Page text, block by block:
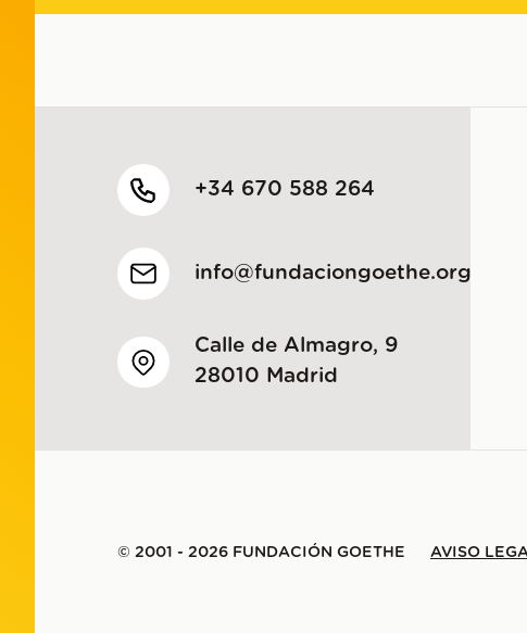
+34 670 588 264
info@fundaciongoethe.org
Calle de Almagro, 9
28010 Madrid
© 2001 - 2026 FUNDACIÓN GOETHE AVISO